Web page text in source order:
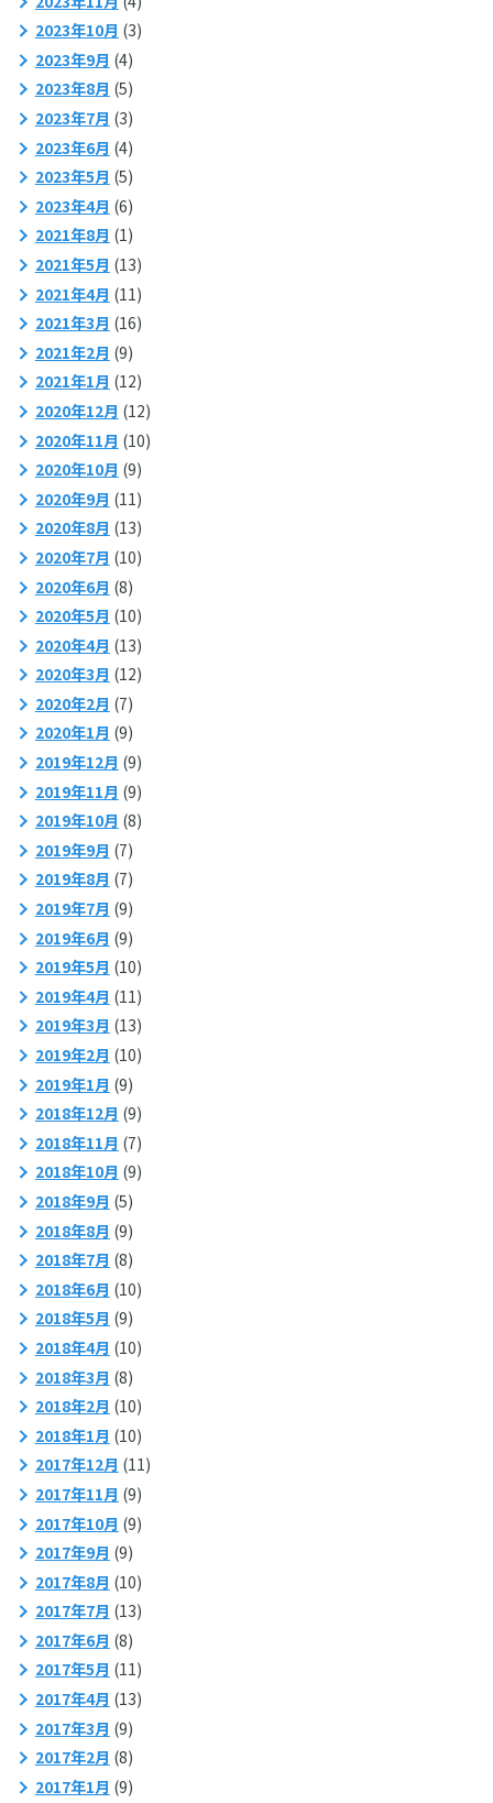
2023年10月 (3)
2023年9月 (4)
2023年8月 (5)
2023年7月 (3)
2023年6月 (4)
2023年5月 (5)
2023年4月 (6)
2021年8月 (1)
2021年5月 (13)
2021年4月 (11)
2021年3月 (16)
2021年2月 (9)
2021年1月 (12)
2020年12月 (12)
2020年11月 (10)
2020年10月 (9)
2020年9月 (11)
2020年8月 (13)
2020年7月 (10)
2020年6月 (8)
2020年5月 (10)
2020年4月 (13)
2020年3月 (12)
2020年2月 (7)
2020年1月 (9)
2019年12月 (9)
2019年11月 (9)
2019年10月 (8)
2019年9月 (7)
2019年8月 (7)
2019年7月 (9)
2019年6月 (9)
2019年5月 (10)
2019年4月 (11)
2019年3月 (13)
2019年2月 (10)
2019年1月 (9)
2018年12月 (9)
2018年11月 (7)
2018年10月 (9)
2018年9月 (5)
2018年8月 (9)
2018年7月 (8)
2018年6月 (10)
2018年5月 (9)
2018年4月 (10)
2018年3月 (8)
2018年2月 (10)
2018年1月 (10)
2017年12月 (11)
2017年11月 (9)
2017年10月 (9)
2017年9月 (9)
2017年8月 (10)
2017年7月 (13)
2017年6月 (8)
2017年5月 (11)
2017年4月 (13)
2017年3月 (9)
2017年2月 (8)
2017年1月 (9)